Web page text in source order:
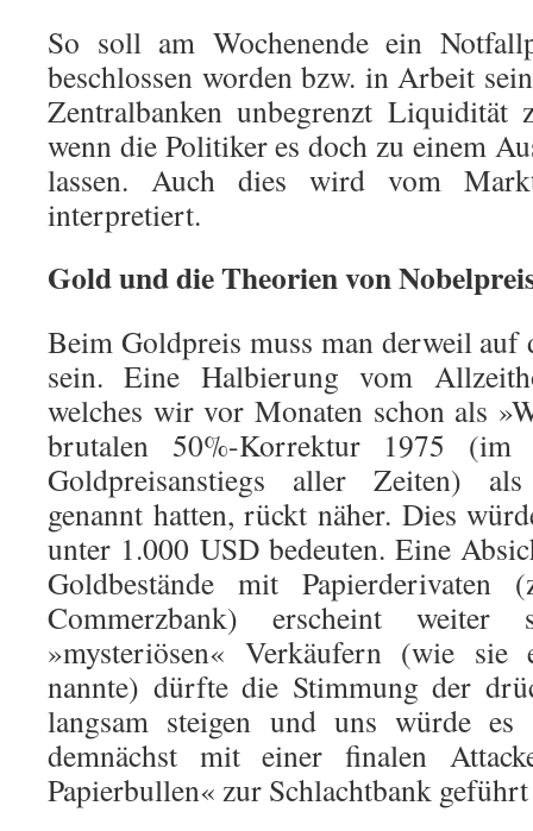
So soll am Wochenende ein
beschlossen worden bzw. in Arbeit
Zentralbanken unbegrenzt Liquidität
wenn die Politiker es doch zu einem
lassen. Auch dies wird vom
interpretiert.
Gold und die Theorien von
Beim Goldpreis muss man derweil auf
sein. Eine Halbierung vom
welches wir vor Monaten schon als
brutalen 50%-Korrektur 1975 (im
Goldpreisanstiegs aller Zeiten)
genannt hatten, rückt näher. Dies
unter 1.000 USD bedeuten. Eine
Goldbestände mit Papierderivaten
Commerzbank) erscheint
»mysteriösen« Verkäufern (wie sie
nannte) dürfte die Stimmung der
langsam steigen und uns würde
demnächst mit einer finalen
Papierbullen« zur Schlachtbank